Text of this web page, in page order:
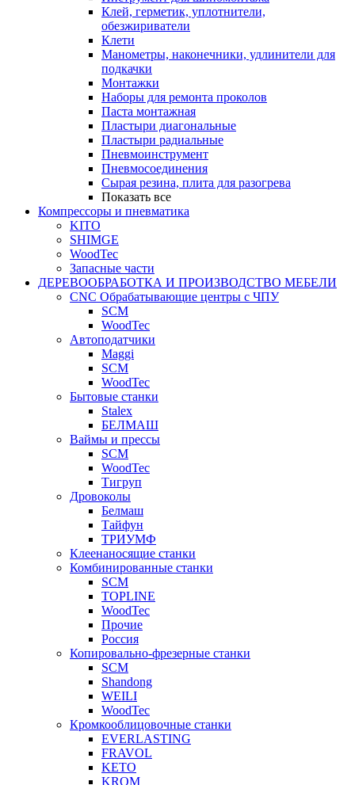
Клей, герметик, уплотнители,
обезжириватели
Клети
Манометры, наконечники, удлинители для
подкачки
Монтажки
Наборы для ремонта проколов
Паста монтажная
Пластыри диагональные
Пластыри радиальные
Пневмоинструмент
Пневмосоединения
Сырая резина, плита для разогрева
Показать все
Компрессоры и пневматика
KITO
SHIMGE
WoodTec
Запасные части
ДЕРЕВООБРАБОТКА И ПРОИЗВОДСТВО МЕБЕЛИ
CNC Обрабатывающие центры с ЧПУ
SCM
WoodTec
Автоподатчики
Maggi
SCM
WoodTec
Бытовые станки
Stalex
БЕЛМАШ
Ваймы и прессы
SCM
WoodTec
Тигруп
Дровоколы
Белмаш
Тайфун
ТРИУМФ
Клеенаносящие станки
Комбинированные станки
SCM
TOPLINE
WoodTec
Прочие
Россия
Копировально-фрезерные станки
SCM
Shandong
WEILI
WoodTec
Кромкооблицовочные станки
EVERLASTING
FRAVOL
KETO
KROM